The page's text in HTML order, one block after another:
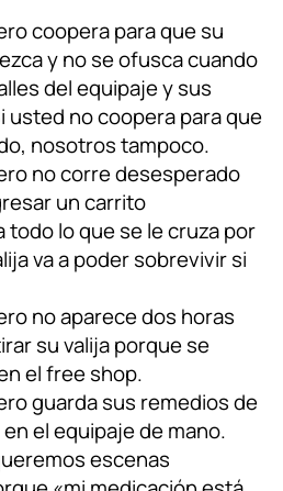
coopera para que su
y no se ofusca cuando
del equipaje y sus
usted no coopera para que
nosotros tampoco.
no corre desesperado
un carrito
todo lo que se le cruza por
va a poder sobrevivir si
no aparece dos horas
su valija porque se
el free shop.
guarda sus remedios de
el equipaje de mano.
escenas